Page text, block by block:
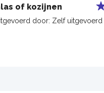
of kozijnen
door: Zelf uitgevoerd